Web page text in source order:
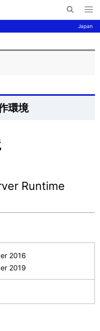
Japan
イ
内
メ
ニ
ュ
開
環境
Runtime
2016
2019